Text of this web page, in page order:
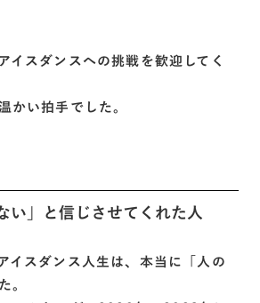
イスダンスへの挑戦を歓迎してく
かい拍手でした。
い」と信じさせてくれた人
イスダンス人生は、本当に「人の
。